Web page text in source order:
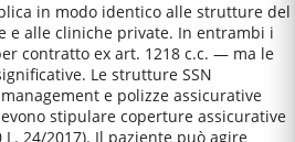
in modo identico alle strutture del
e alle cliniche private. In entrambi i
contratto ex art. 1218 c.c. — ma le
Le strutture SSN
e polizze assicurative
stipulare coperture assicurative
24/2017). Il paziente può agire